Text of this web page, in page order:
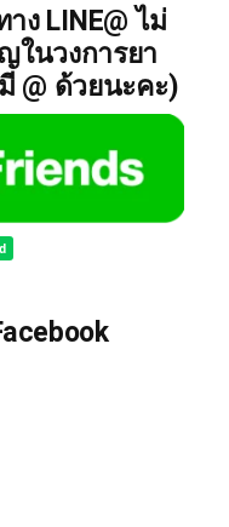
ง LINE@ ไม่
ในวงการยา
@ ด้วยนะคะ)